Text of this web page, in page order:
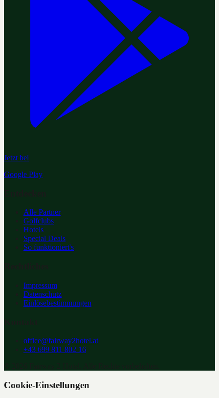
Jetzt bei
Google Play
Alle Partner
Golfclubs
Hotels
Special Deals
So funktioniert's
Impressum
Datenschutz
Einlösebestimmungen
office@fairway2hotel.at
+43 699 811 802 16
Cookie-Einstellungen